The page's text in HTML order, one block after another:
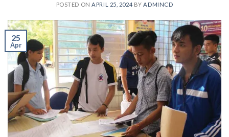
POSTED ON APRIL 25, 2024 BY ADMINCD
25
Apr